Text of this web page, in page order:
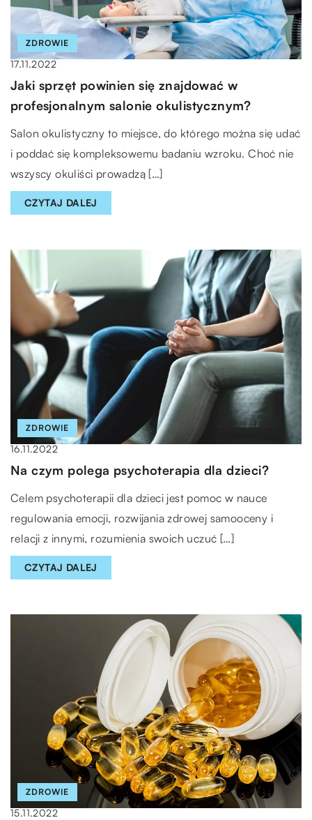
ZDROWIE
17.11.2022
Jaki sprzęt powinien się znajdować w
profesjonalnym salonie okulistycznym?
Salon okulistyczny to miejsce, do którego można się udać
i poddać się kompleksowemu badaniu wzroku. Choć nie
wszyscy okuliści prowadzą […]
CZYTAJ DALEJ
ZDROWIE
16.11.2022
Na czym polega psychoterapia dla dzieci?
Celem psychoterapii dla dzieci jest pomoc w nauce
regulowania emocji, rozwijania zdrowej samooceny i
relacji z innymi, rozumienia swoich uczuć […]
CZYTAJ DALEJ
ZDROWIE
15.11.2022